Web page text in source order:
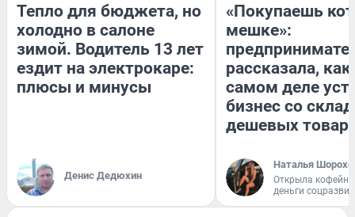
Тепло для бюджета, но
холодно в салоне
зимой. Водитель 13 лет
ездит на электрокаре:
плюсы и минусы
Денис Дедюхин
«Покупаешь
мешке»:
рассказала, как
самом деле
бизнес со
дешевых
Наталья
Открыла
деньги